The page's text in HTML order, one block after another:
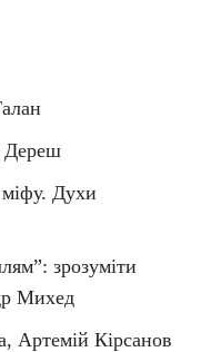
Дереш
міфу. Духи
зрозуміти
Михед
Артемій Кірсанов